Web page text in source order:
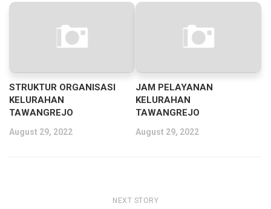
STRUKTUR ORGANISASI
KELURAHAN
TAWANGREJO
August 29, 2022
JAM PELAYANAN
KELURAHAN
TAWANGREJO
August 29, 2022
NEXT STORY